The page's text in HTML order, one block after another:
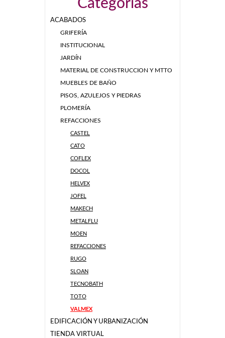
Categorías
ACABADOS
GRIFERÍA
INSTITUCIONAL
JARDÍN
MATERIAL DE CONSTRUCCION Y MTTO
MUEBLES DE BAÑO
PISOS, AZULEJOS Y PIEDRAS
PLOMERÍA
REFACCIONES
CASTEL
CATO
COFLEX
DOCOL
HELVEX
JOFEL
MAKECH
METALFLU
MOEN
REFACCIONES
RUGO
SLOAN
TECNOBATH
TOTO
VALMEX
EDIFICACIÓN Y URBANIZACIÓN
TIENDA VIRTUAL